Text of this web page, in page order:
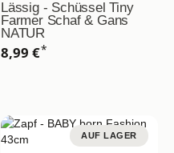
Lässig - Schüssel Tiny
Farmer Schaf & Gans
NATUR
8,99 €*
AUF LAGER